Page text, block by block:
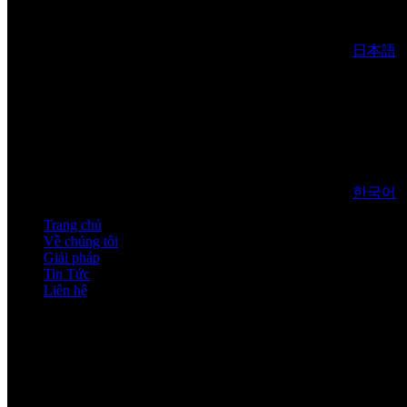
日本語
한국어
Trang chủ
Về chúng tôi
Giải pháp
Tin Tức
Liên hệ